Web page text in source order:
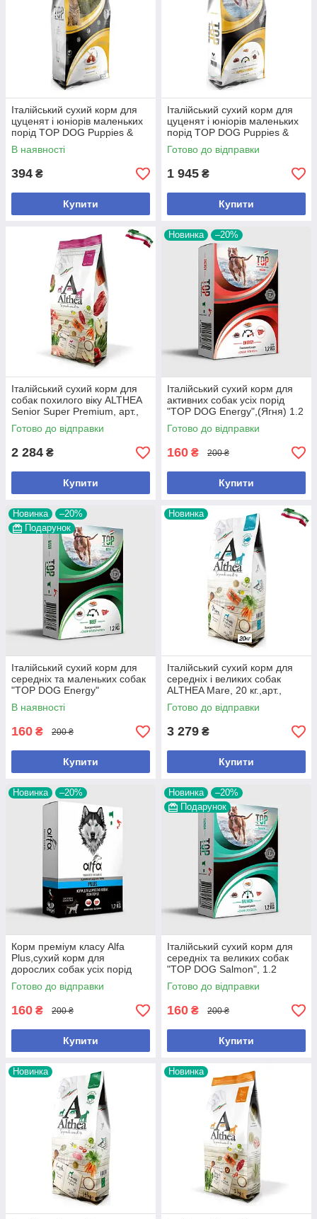
Італійський сухий корм для
цуценят і юніорів маленьких
порід TOP DOG Puppies &
Juniors, 3 кг
В наявності
394 ₴
Купити
Італійський сухий корм для
цуценят і юніорів маленьких
порід TOP DOG Puppies &
Juniors, 20 кг
Готово до відправки
1 945 ₴
Купити
Італійський сухий корм для
собак похилого віку ALTHEA
Senior Super Premium, арт.,
(660312), В наявності, 14 кг
Готово до відправки
2 284 ₴
Купити
Новинка –20%
Італійський сухий корм для
активних собак усіх порід
"TOP DOG Energy",(Ягня) 1.2
кг.,арт.,(26872), В наявності
Готово до відправки
160 ₴ 200 ₴
Купити
Новинка
–20%
Подарунок
Італійський сухий корм для
середніх та маленьких собак
"TOP DOG Energy"
(Яловичина), 1.2 кг.,арт.,
(26865), В наявності
В наявності
160 ₴ 200 ₴
Купити
Новинка
Італійський сухий корм для
середніх і великих собак
ALTHEA Mare, 20 кг.,арт.,
(Нов2), В наявності
Готово до відправки
3 279 ₴
Купити
Новинка –20%
Корм преміум класу Alfa
Plus,сухий корм для
дорослих собак усіх порід
середньої активності, 1.2
кг.,арт.,(26841), В наявності
Готово до відправки
160 ₴ 200 ₴
Купити
Новинка
–20%
Подарунок
Італійський сухий корм для
середніх та великих собак
"TOP DOG Salmon", 1.2
кг.,арт.,(26889), В наявності
Готово до відправки
160 ₴ 200 ₴
Купити
Новинка Новинка